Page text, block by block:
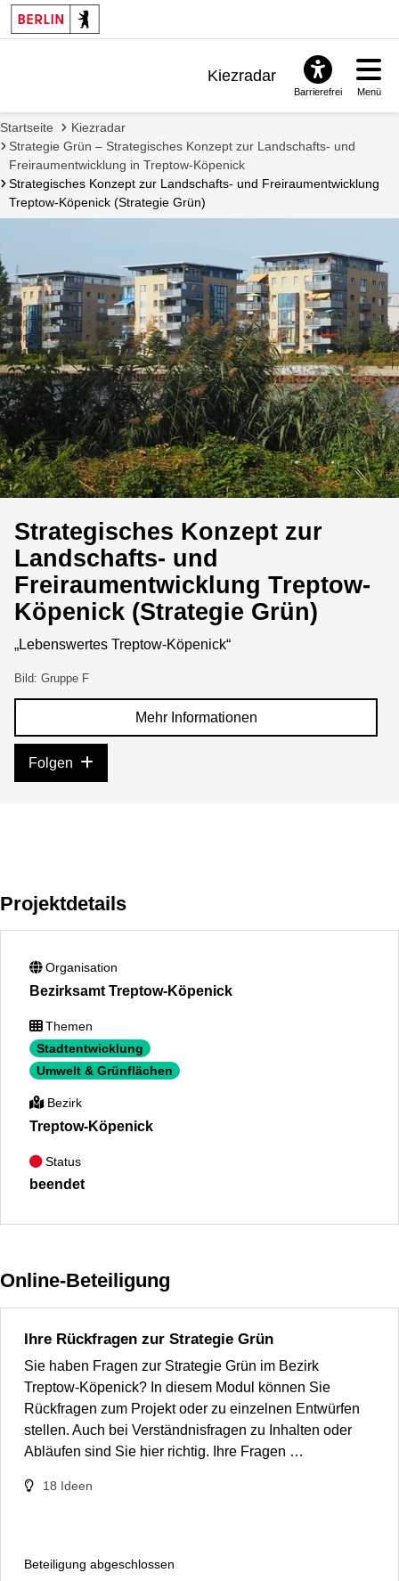
Kiezradar
Barrierefrei Menü
Startseite
Kiezradar
Strategie Grün – Strategisches Konzept zur Landschafts- und
Freiraumentwicklung in Treptow-Köpenick
Strategisches Konzept zur Landschafts- und Freiraumentwicklung
Treptow-Köpenick (Strategie Grün)
Strategisches Konzept zur
Landschafts- und
Freiraumentwicklung Treptow-
Köpenick (Strategie Grün)
„Lebenswertes Treptow-Köpenick“
Bild: Gruppe F
Mehr Informationen
Folgen
informiert
Projektdetails
Organisation
Bezirksamt Treptow-Köpenick
Themen
Stadtentwicklung
Umwelt & Grünflächen
Bezirk
Treptow-Köpenick
Status
beendet
Online-Beteiligung
Ihre Rückfragen zur Strategie Grün
Sie haben Fragen zur Strategie Grün im Bezirk
Treptow-Köpenick? In diesem Modul können Sie
Rückfragen zum Projekt oder zu einzelnen Entwürfen
stellen. Auch bei Verständnisfragen zu Inhalten oder
Abläufen sind Sie hier richtig. Ihre Fragen …
18 Ideen
Beteiligung abgeschlossen